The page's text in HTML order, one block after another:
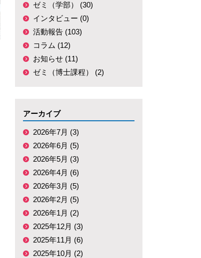
ゼミ（学部） (30)
インタビュー (0)
活動報告 (103)
コラム (12)
お知らせ (11)
ゼミ（博士課程） (2)
アーカイブ
2026年7月 (3)
2026年6月 (5)
2026年5月 (3)
2026年4月 (6)
2026年3月 (5)
2026年2月 (5)
2026年1月 (2)
2025年12月 (3)
2025年11月 (6)
2025年10月 (2)